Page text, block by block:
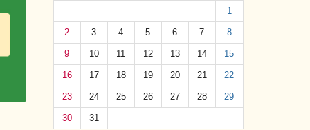
1
2 3 4 5 6 7 8
9 10 11 12 13 14 15
16 17 18 19 20 21 22
23 24 25 26 27 28 29
30 31